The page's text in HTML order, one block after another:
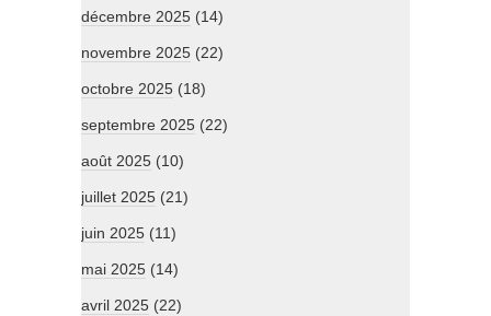
décembre 2025 (14)
novembre 2025 (22)
octobre 2025 (18)
septembre 2025 (22)
août 2025 (10)
juillet 2025 (21)
juin 2025 (11)
mai 2025 (14)
avril 2025 (22)